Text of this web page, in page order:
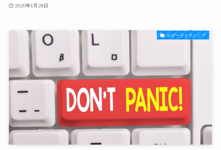
2020年1月28日
コピーライティング